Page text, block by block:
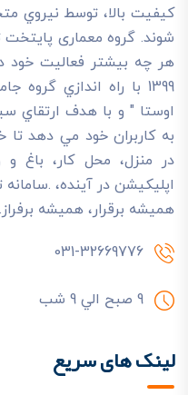
کيفيت بالا، توسط نيروي
شوند. گروه معماری
هر چه بيشتر فعاليت خود
1399 با راه اندازي
اوستا " و با هدف ارتقاي
به کاربران خود مي دهد تا
در منزل، محل کار، باغ
اپليکيشن در آينده،
هميشه برقرار، هميشه
031-32669776
9 صبح الي 9 شب
لینک های سریع